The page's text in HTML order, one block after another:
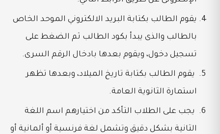
يقوم الطالب بكتابة البريد الالكتروني الموحد الخاص
بالطالب والذى يبدأ بكود الطالب ثم الضغط على
تسجيل دخول، ويقوم بعدها بادخال الرقم السرى.
يقوم الطالب بكتابة تاريخ الميلاد، وبعدها تظهر
استمارة الثانوية العامة.
يجب على الطلاب التأكد من اختيارهم اسم اللغة
الثانية بشكل دقيق وتشمل لغة فرنسية أو ألمانية أو